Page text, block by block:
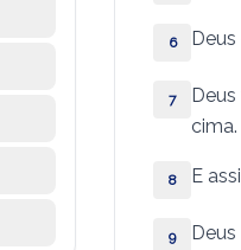
6
7
cima.
8 E
9